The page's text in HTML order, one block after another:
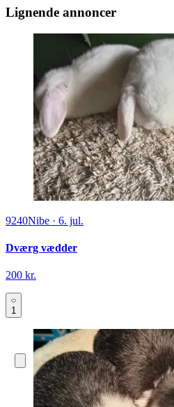
Lignende annoncer
9240Nibe · 6. jul.
Dværg vædder
200 kr.
1